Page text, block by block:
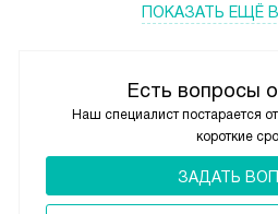
Есть вопросы
Наш специалист постарается
короткие
ЗАДАТЬ
ПОКАЗАТЬ ЕЩЁ